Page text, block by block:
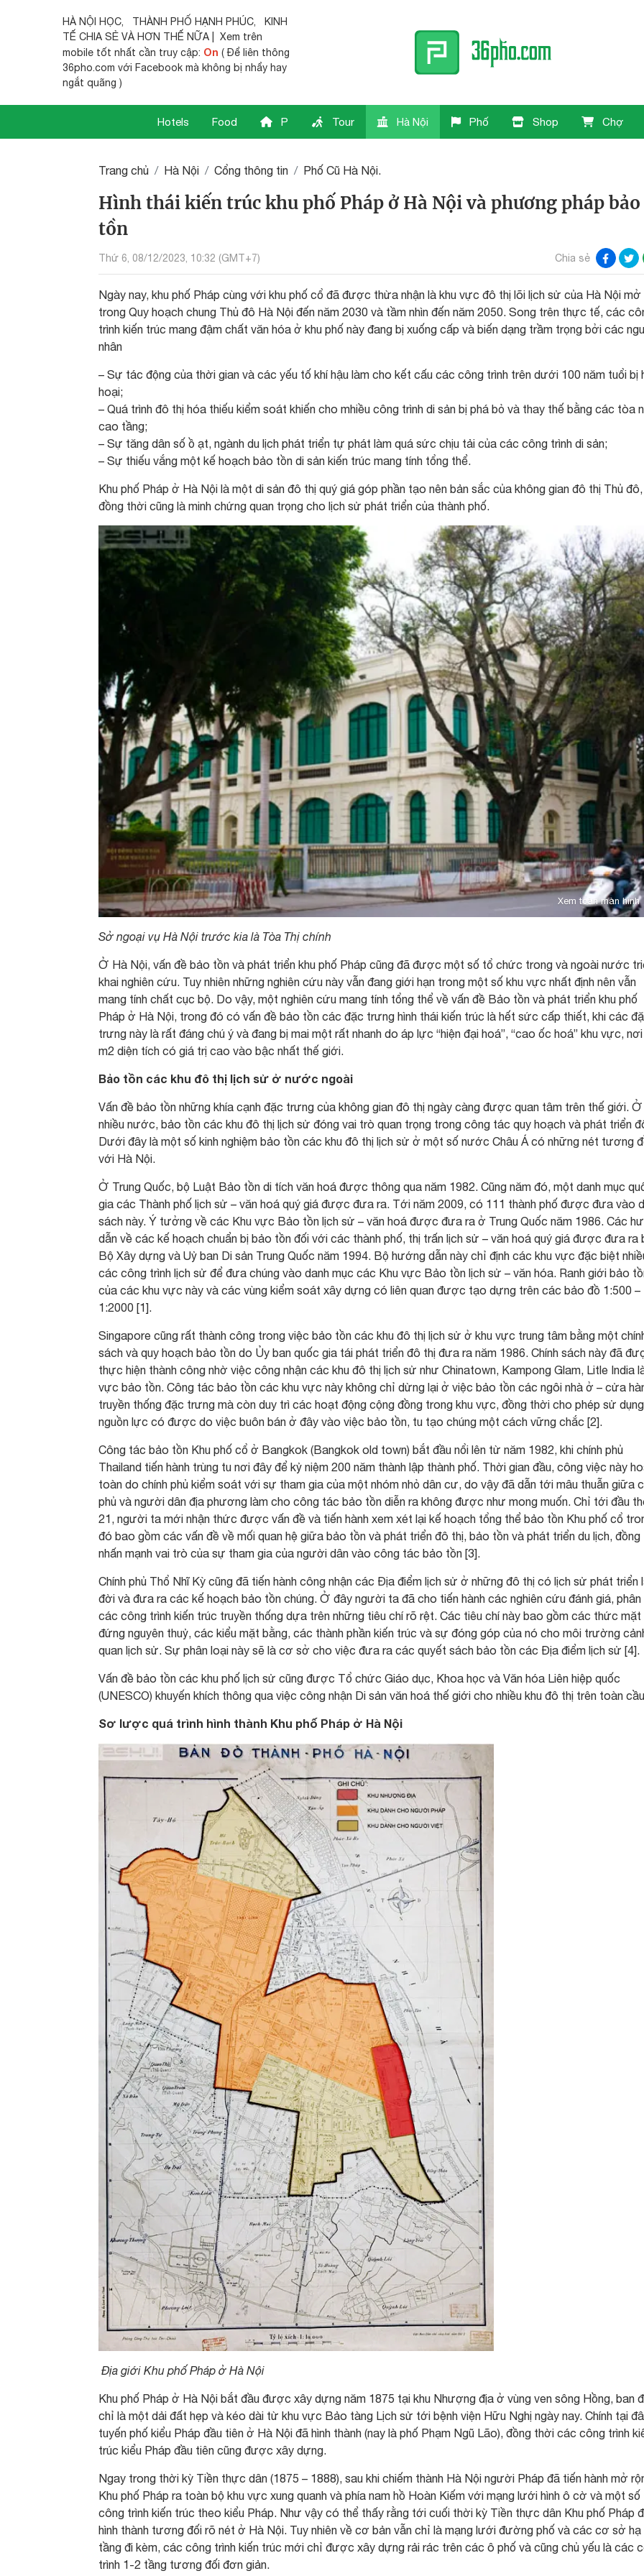
HÀ NỘI HỌC, THÀNH PHỐ HẠNH PHÚC,
KINH
TẾ CHIA SẺ VÀ HƠN THẾ NỮA | Xem trên
mobile tốt nhất cần truy cập: On ( Để liên thông
36pho.com với Facebook mà không bị nhẩy hay
ngắt quãng )
Hotels Food P Tour Hà Nội Phố Shop Chợ
Trang chủ Hà Nội Cổng thông tin Phố Cũ Hà Nội.
Hình thái kiến trúc khu phố Pháp ở Hà Nội và phương pháp bảo
tồn
Thứ 6, 08/12/2023, 10:32 (GMT+7) Chia sẻ
Ngày nay, khu phố Pháp cùng với khu phố cổ đã được thừa nhận là khu vực đô thị lõi lịch sử của Hà Nội mở
trong Quy hoạch chung Thủ đô Hà Nội đến năm 2030 và tầm nhìn đến năm 2050. Song trên thực tế, các
trình kiến trúc mang đậm chất văn hóa ở khu phố này đang bị xuống cấp và biến dạng trầm trọng bởi các
nhân
– Sự tác động của thời gian và các yếu tố khí hậu làm cho kết cấu các công trình trên dưới 100 năm tuổi bị
hoại;
– Quá trình đô thị hóa thiếu kiểm soát khiến cho mhiều công trình di sản bị phá bỏ và thay thế bằng các tòa
cao tầng;
– Sự tăng dân số ồ ạt, ngành du lịch phát triển tự phát làm quá sức chịu tải của các công trình di sản;
– Sự thiếu vắng một kế hoạch bảo tồn di sản kiến trúc mang tính tổng thể.
Khu phố Pháp ở Hà Nội là một di sản đô thị quý giá góp phần tạo nên bản sắc của không gian đô thị Thủ đô,
đồng thời cũng là minh chứng quan trọng cho lịch sử phát triển của thành phố.
Xem toàn màn hình
Sở ngoại vụ Hà Nội trước kia là Tòa Thị chính
Ở Hà Nội, vấn đề bảo tồn và phát triển khu phố Pháp cũng đã được một số tổ chức trong và ngoài nước
khai nghiên cứu. Tuy nhiên những nghiên cứu này vẫn đang giới hạn trong một số khu vực nhất định nên vẫn
mang tính chất cục bộ. Do vậy, một nghiên cứu mang tính tổng thể về vấn đề Bảo tồn và phát triển khu phố
Pháp ở Hà Nội, trong đó có vấn đề bảo tồn các đặc trưng hình thái kiến trúc là hết sức cấp thiết, khi các
trưng này là rất đáng chú ý và đang bị mai một rất nhanh do áp lực “hiện đại hoá”, “cao ốc hoá” khu vực,
m2 diện tích có giá trị cao vào bậc nhất thế giới.
Bảo tồn các khu đô thị lịch sử ở nước ngoài
Vấn đề bảo tồn những khía cạnh đặc trưng của không gian đô thị ngày càng được quan tâm trên thế giới. Ở
nhiều nước, bảo tồn các khu đô thị lịch sử đóng vai trò quan trọng trong công tác quy hoạch và phát triển
Dưới đây là một số kinh nghiệm bảo tồn các khu đô thị lịch sử ở một số nước Châu Á có những nét tương
với Hà Nội.
Ở Trung Quốc, bộ Luật Bảo tồn di tích văn hoá được thông qua năm 1982. Cũng năm đó, một danh mục
gia các Thành phố lịch sử – văn hoá quý giá được đưa ra. Tới năm 2009, có 111 thành phố được đưa vào
sách này. Ý tưởng về các Khu vực Bảo tồn lịch sử – văn hoá được đưa ra ở Trung Quốc năm 1986. Các
dẫn về các kế hoạch chuẩn bị bảo tồn đối với các thành phố, thị trấn lịch sử – văn hoá quý giá được đưa ra
Bộ Xây dựng và Uỷ ban Di sản Trung Quốc năm 1994. Bộ hướng dẫn này chỉ định các khu vực đặc biệt
các công trình lịch sử để đưa chúng vào danh mục các Khu vực Bảo tồn lịch sử – văn hóa. Ranh giới bảo
của các khu vực này và các vùng kiểm soát xây dựng có liên quan được tạo dựng trên các bảo đồ 1:500 –
1:2000 [1].
Singapore cũng rất thành công trong việc bảo tồn các khu đô thị lịch sử ở khu vực trung tâm bằng một
sách và quy hoạch bảo tồn do Ủy ban quốc gia tái phát triển đô thị đưa ra năm 1986. Chính sách này đã
thực hiện thành công nhờ việc công nhận các khu đô thị lịch sử như Chinatown, Kampong Glam, Litle India
vực bảo tồn. Công tác bảo tồn các khu vực này không chỉ dừng lại ở việc bảo tồn các ngôi nhà ở – cửa
truyền thống đặc trưng mà còn duy trì các hoạt động cộng đồng trong khu vực, đồng thời cho phép sử
nguồn lực có được do việc buôn bán ở đây vào việc bảo tồn, tu tạo chúng một cách vững chắc [2].
Công tác bảo tồn Khu phố cổ ở Bangkok (Bangkok old town) bắt đầu nổi lên từ năm 1982, khi chính phủ
Thailand tiến hành trùng tu nơi đây để kỷ niệm 200 năm thành lập thành phố. Thời gian đầu, công việc này
toàn do chính phủ kiểm soát với sự tham gia của một nhóm nhỏ dân cư, do vậy đã dẫn tới mâu thuẫn giữa
phủ và người dân địa phương làm cho công tác bảo tồn diễn ra không được như mong muốn. Chỉ tới đầu
21, người ta mới nhận thức được vấn đề và tiến hành xem xét lại kế hoạch tổng thể bảo tồn Khu phố cổ
đó bao gồm các vấn đề về mối quan hệ giữa bảo tồn và phát triển đô thị, bảo tồn và phát triển du lịch,
nhấn mạnh vai trò của sự tham gia của người dân vào công tác bảo tồn [3].
Chính phủ Thổ Nhĩ Kỳ cũng đã tiến hành công nhận các Địa điểm lịch sử ở những đô thị có lịch sử phát triển
đời và đưa ra các kế hoạch bảo tồn chúng. Ở đây người ta đã cho tiến hành các nghiên cứu đánh giá, phân
các công trình kiến trúc truyền thống dựa trên những tiêu chí rõ rệt. Các tiêu chí này bao gồm các thức mặt
đứng nguyên thuỷ, các kiểu mặt bằng, các thành phần kiến trúc và sự đóng góp của nó cho môi trường
quan lịch sử. Sự phân loại này sẽ là cơ sở cho việc đưa ra các quyết sách bảo tồn các Địa điểm lịch sử [4].
Vấn đề bảo tồn các khu phố lịch sử cũng được Tổ chức Giáo dục, Khoa học và Văn hóa Liên hiệp quốc
(UNESCO) khuyến khích thông qua việc công nhận Di sản văn hoá thế giới cho nhiều khu đô thị trên toàn
Sơ lược quá trình hình thành Khu phố Pháp ở Hà Nội
Địa giới Khu phố Pháp ở Hà Nội
Khu phố Pháp ở Hà Nội bắt đầu được xây dựng năm 1875 tại khu Nhượng địa ở vùng ven sông Hồng, ban
chỉ là một dải đất hẹp và kéo dài từ khu vực Bảo tàng Lịch sử tới bệnh viện Hữu Nghị ngày nay. Chính tại
tuyến phố kiểu Pháp đầu tiên ở Hà Nội đã hình thành (nay là phố Phạm Ngũ Lão), đồng thời các công trình
trúc kiểu Pháp đầu tiên cũng được xây dựng.
Ngay trong thời kỳ Tiền thực dân (1875 – 1888), sau khi chiếm thành Hà Nội người Pháp đã tiến hành mở
Khu phố Pháp ra toàn bộ khu vực xung quanh và phía nam hồ Hoàn Kiếm với mạng lưới hình ô cờ và một số
công trình kiến trúc theo kiểu Pháp. Như vậy có thể thấy rằng tới cuối thời kỳ Tiền thực dân Khu phố Pháp
hình thành tương đối rõ nét ở Hà Nội. Tuy nhiên về cơ bản vẫn chỉ là mạng lưới đường phố và các cơ sở hạ
tầng đi kèm, các công trình kiến trúc mới chỉ được xây dựng rải rác trên các ô phố và cũng chủ yếu là các
trình 1-2 tầng tương đối đơn giản.